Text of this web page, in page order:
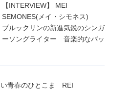
【INTERVIEW】 MEI
SEMONES(メイ・シモネス)
ブルックリンの新進気鋭のシンガ
ーソングライター 音楽的なバッ
青春のひとこま REI